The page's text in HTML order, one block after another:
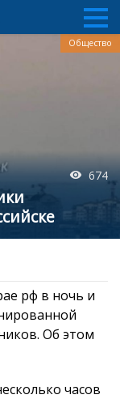
674
Общество
рф в ночь и
Об этом
часов